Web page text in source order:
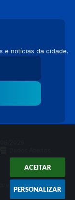
ACEITAR
PERSONALIZAR
e notícias da cidade.
reservados -